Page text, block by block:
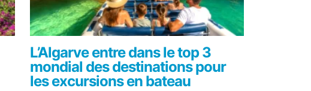
L’Algarve entre dans le top 3
mondial des destinations pour
les excursions en bateau